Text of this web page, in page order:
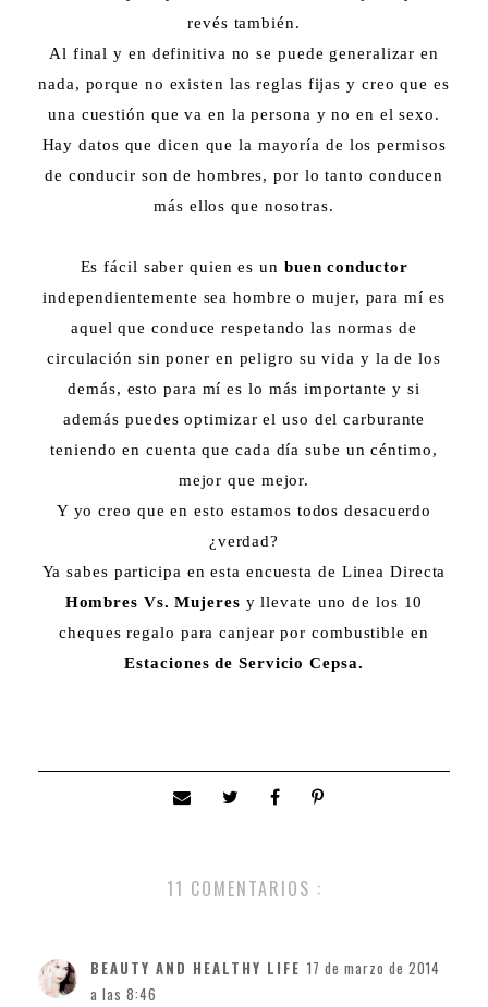
revés también.
Al final y en definitiva no se puede generalizar en
nada, porque no existen las reglas fijas y creo que es
una cuestión que va en la persona y no en el sexo.
Hay datos que dicen que la mayoría de los permisos
de conducir son de hombres, por lo tanto conducen
más ellos que nosotras.
Es fácil saber quien es un buen conductor
independientemente sea hombre o mujer, para mí es
aquel que conduce respetando las normas de
circulación sin poner en peligro su vida y la de los
demás, esto para mí es lo más importante y si
además puedes optimizar el uso del carburante
teniendo en cuenta que cada día sube un céntimo,
mejor que mejor.
Y yo creo que en esto estamos todos desacuerdo
¿verdad?
Ya sabes participa en esta encuesta de Linea Directa
Hombres Vs. Mujeres y llevate uno de los 10
cheques regalo para canjear por combustible en
Estaciones de Servicio Cepsa.
11 COMENTARIOS :
BEAUTY AND HEALTHY LIFE 17 de marzo de 2014
a las 8:46